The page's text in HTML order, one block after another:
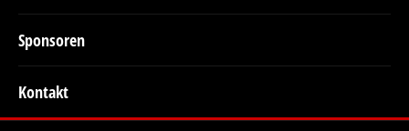
Sponsoren
Kontakt